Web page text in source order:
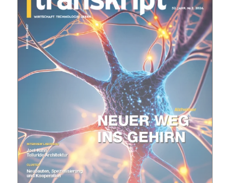
jede Woche aktuell informiert.
Mail
(erforderlich)